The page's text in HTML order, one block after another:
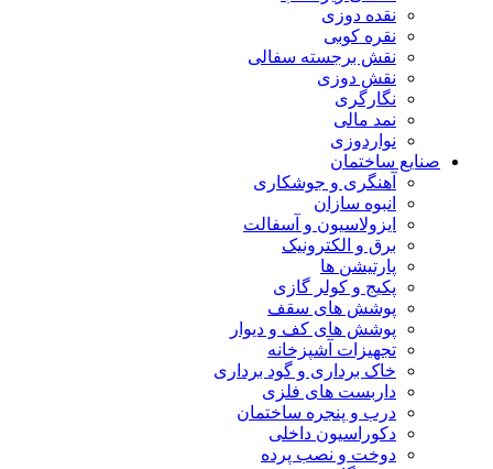
نقده دوزی
نقره کوبی
نقش برجسته سفالی
نقش دوزی
نگارگری
نمد مالی
نواردوزی
صنایع ساختمان
آهنگری و جوشکاری
انبوه سازان
ایزولاسیون و آسفالت
برق و الکترونیک
پارتیشن ها
پکیج و کولر گازی
پوشش های سقف
پوشش های کف و دیوار
تجهیزات آشپزخانه
خاک برداری و گود برداری
داربست های فلزی
درب و پنجره ساختمان
دکوراسیون داخلی
دوخت و نصب پرده